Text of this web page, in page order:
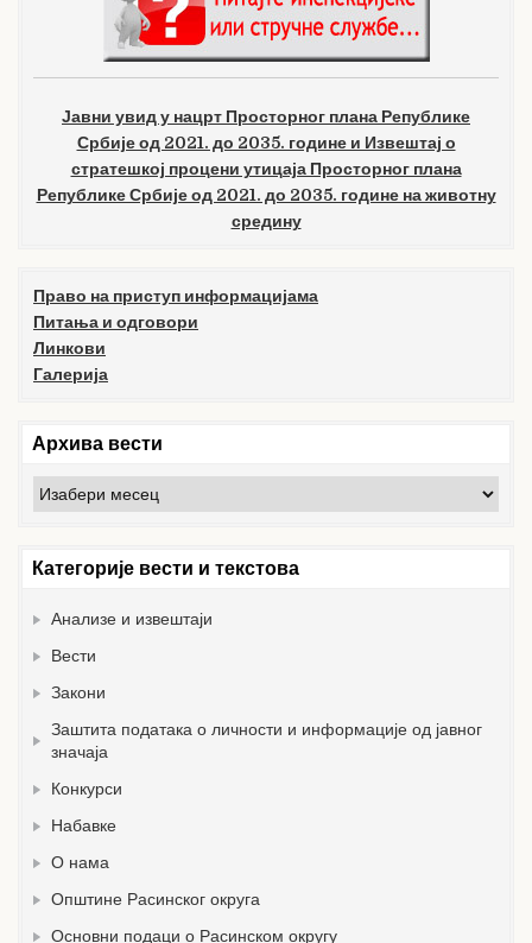
Јавни увид у нацрт Просторног плана Републике
Србије од 2021. до 2035. године и Извештај о
стратешкој процени утицаја Просторног плана
Републике Србије од 2021. до 2035. године на животну
средину
Право на приступ информацијама
Питања и одговори
Линкови
Галерија
Архива вести
Архива
вести
Категорије вести и текстова
Анализе и извештаји
Вести
Закони
Заштита података о личности и информације од јавног
значаја
Конкурси
Набавке
О нама
Општине Расинског округа
Основни подаци о Расинском округу